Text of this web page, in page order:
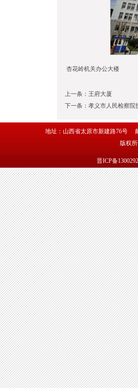
杏花岭机关办公大楼
上一条： 王府大厦
下一条： 孝义市人民检察院
地址：山西省太原市新建路76号
版权
晋ICP备